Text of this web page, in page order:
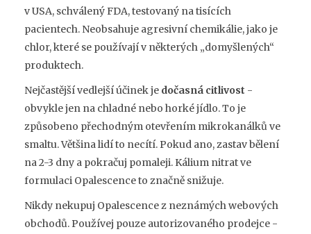
v USA, schválený FDA, testovaný na tisících
pacientech. Neobsahuje agresivní chemikálie, jako je
chlor, které se používají v některých „domyšlených“
produktech.
Nejčastější vedlejší účinek je dočasná citlivost -
obvykle jen na chladné nebo horké jídlo. To je
způsobeno přechodným otevřením mikrokanálků ve
smaltu. Většina lidí to necítí. Pokud ano, zastav bělení
na 2-3 dny a pokračuj pomaleji. Kálium nitrat ve
formulaci Opalescence to značně snižuje.
Nikdy nekupuj Opalescence z neznámých webových
obchodů. Používej pouze autorizovaného prodejce -